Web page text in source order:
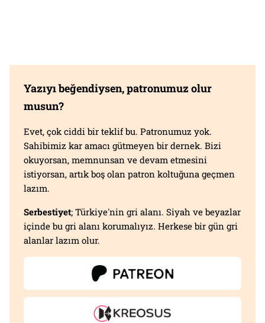
Yazıyı beğendiysen, patronumuz olur
musun?
Evet, çok ciddi bir teklif bu. Patronumuz yok.
Sahibimiz kar amacı gütmeyen bir dernek. Bizi
okuyorsan, memnunsan ve devam etmesini
istiyorsan, artık boş olan patron koltuğuna geçmen
lazım.
Serbestiyet; Türkiye'nin gri alanı. Siyah ve beyazlar
içinde bu gri alanı korumalıyız. Herkese bir gün gri
alanlar lazım olur.